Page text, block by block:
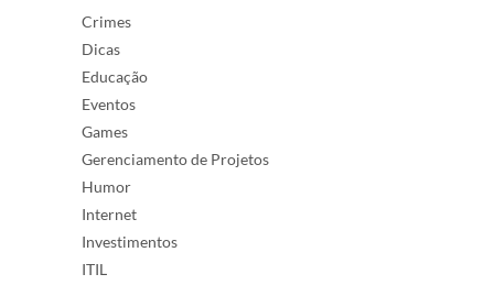
Crimes
Dicas
Educação
Eventos
Games
Gerenciamento de Projetos
Humor
Internet
Investimentos
ITIL